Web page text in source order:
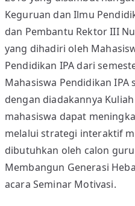
Keguruan dan Ilmu
dan Pembantu Rektor III
yang dihadiri oleh
Pendidikan IPA dari
Mahasiswa Pendidikan IPA
dengan diadakannya
mahasiswa dapat
melalui strategi interaktif
dibutuhkan oleh calon
Membangun Generasi
acara Seminar Motivasi.